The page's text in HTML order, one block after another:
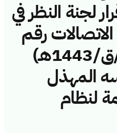
لجنة النظر في
رقم
(41743647/ق/1443هـ)
المهذل
لنظام